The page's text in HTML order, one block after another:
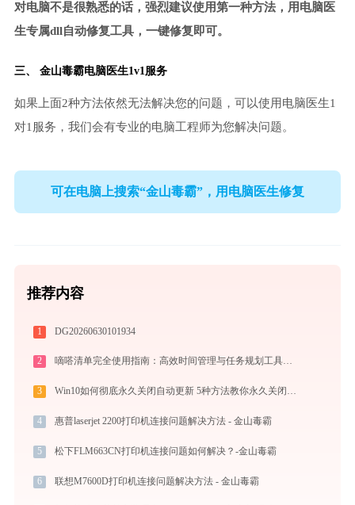
对电脑不是很熟悉的话，强烈建议使用第一种方法，用电脑医
生专属dll自动修复工具，一键修复即可。
三、 金山毒霸电脑医生1v1服务
如果上面2种方法依然无法解决您的问题，可以使用电脑医生1
对1服务，我们会有专业的电脑工程师为您解决问题。
可在电脑上搜索“金山毒霸”，用电脑医生修复
推荐内容
1 DG20260630101934
2 嘀嗒清单完全使用指南：高效时间管理与任务规划工具，让你的每一天井井有条
3 Win10如何彻底永久关闭自动更新 5种方法教你永久关闭win10自动更新
4 惠普laserjet 2200打印机连接问题解决方法 - 金山毒霸
5 松下FLM663CN打印机连接问题如何解决？-金山毒霸
6 联想M7600D打印机连接问题解决方法 - 金山毒霸